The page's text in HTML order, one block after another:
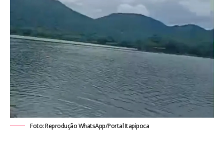
Foto: Reprodução WhatsApp/Portal Itapipoca